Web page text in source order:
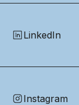
LinkedIn
Instagram